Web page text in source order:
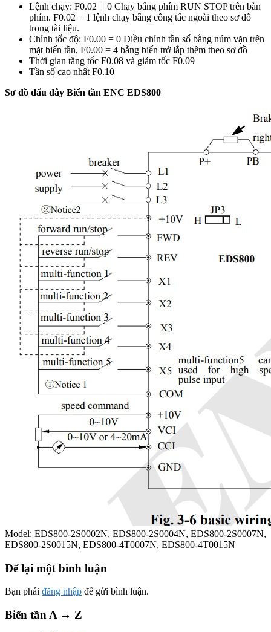
Lệnh chạy: F0.02 = 0 Chạy bằng phím RUN STOP trên bàn
phím. F0.02 = 1 lệnh chạy bằng công tắc ngoài theo sơ đồ
trong tài liệu.
Chỉnh tốc độ: F0.00 = 0 Điều chỉnh tần số bằng núm vặn trên
mặt biến tần, F0.00 = 4 bằng biến trở lắp thêm theo sơ đồ
Thời gian tăng tốc F0.08 và giảm tốc F0.09
Tần số cao nhất F0.10
Sơ đồ đấu dây Biến tần ENC EDS800
Model: EDS800-2S0002N, EDS800-2S0004N, EDS800-2S0007N,
EDS800-2S0015N, EDS800-4T0007N, EDS800-4T0015N
Để lại một bình luận
Bạn phải đăng nhập để gửi bình luận.
Biến tần A → Z